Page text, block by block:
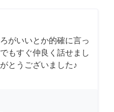
がいいとか的確に言っ
もすぐ仲良く話せまし
とうございました♪